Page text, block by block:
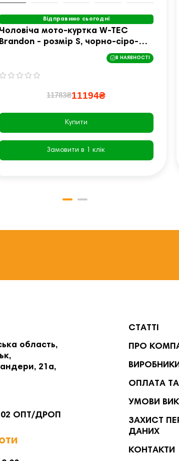
Відправимо сьогодні
Чоловіча мото-куртка W-TEC
Brandon - розмір S, чорно-сіро-
В НАЯВНОСТІ
11783₴11194₴
Купити
Замовити в 1 клік
область,
21а,
02 ОПТ/ДРОП
СТАТТІ
ПРО
ОПЛАТА
УМОВИ
ЗАХИСТ
ДАНИХ
КОНТАКТИ